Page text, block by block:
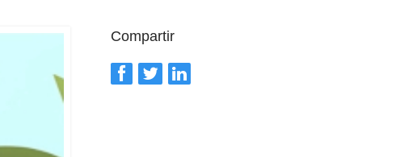
Compartir